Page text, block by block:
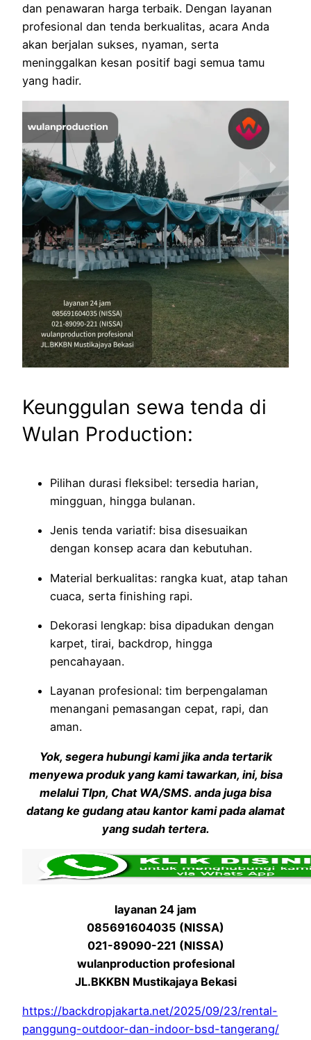
dan penawaran harga terbaik. Dengan layanan
profesional dan tenda berkualitas, acara Anda
akan berjalan sukses, nyaman, serta
meninggalkan kesan positif bagi semua tamu
yang hadir.
Keunggulan sewa tenda di
Wulan Production:
Pilihan durasi fleksibel: tersedia harian,
mingguan, hingga bulanan.
Jenis tenda variatif: bisa disesuaikan
dengan konsep acara dan kebutuhan.
Material berkualitas: rangka kuat, atap tahan
cuaca, serta finishing rapi.
Dekorasi lengkap: bisa dipadukan dengan
karpet, tirai, backdrop, hingga
pencahayaan.
Layanan profesional: tim berpengalaman
menangani pemasangan cepat, rapi, dan
aman.
Yok, segera hubungi kami jika anda tertarik
menyewa produk yang kami tawarkan, ini, bisa
melalui Tlpn, Chat WA/SMS. anda juga bisa
datang ke gudang atau kantor kami pada alamat
yang sudah tertera.
layanan 24 jam
085691604035 (NISSA)
021-89090-221 (NISSA)
wulanproduction profesional
JL.BKKBN Mustikajaya Bekasi
https://backdropjakarta.net/2025/09/23/rental-
panggung-outdoor-dan-indoor-bsd-tangerang/